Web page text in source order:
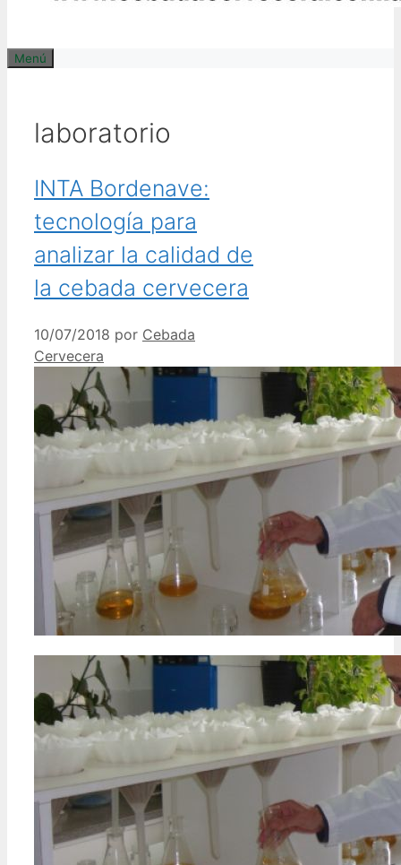
Menú
laboratorio
INTA Bordenave:
tecnología para
analizar la calidad de
la cebada cervecera
10/07/2018 por Cebada
Cervecera